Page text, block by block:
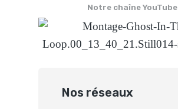
Notre chaîne YouTube
Nos réseaux